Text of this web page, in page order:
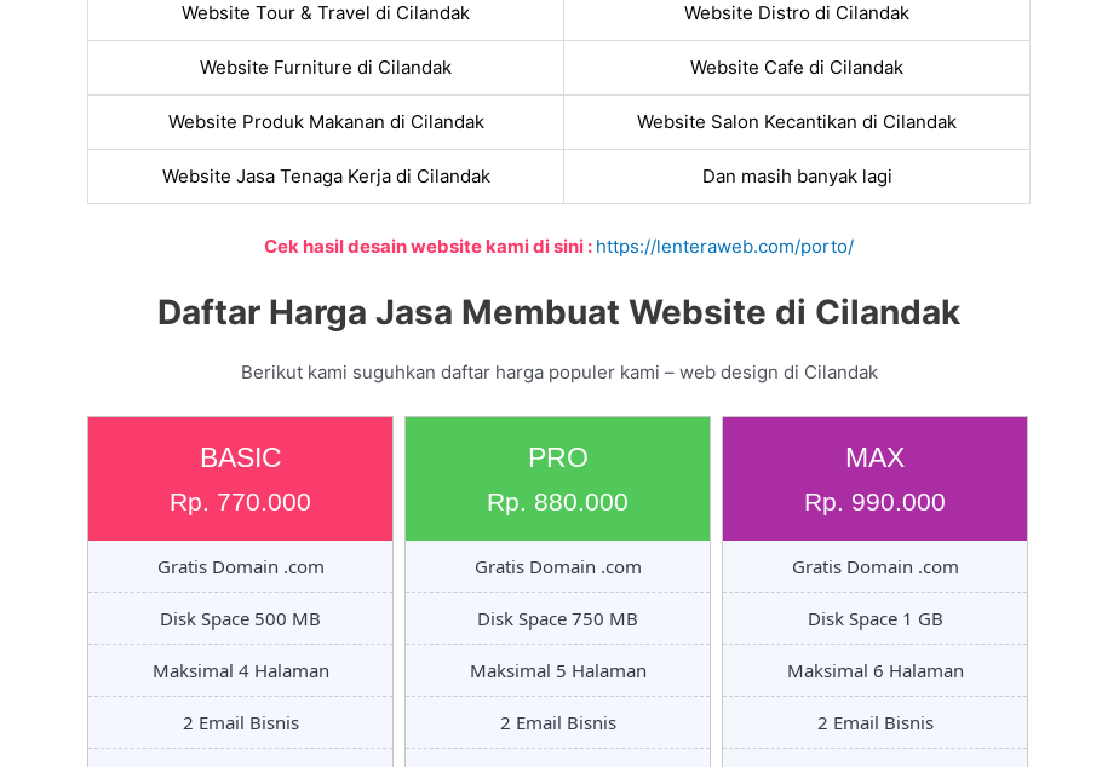
Website Tour & Travel di Cilandak Website Distro di Cilandak
Website Furniture di Cilandak Website Cafe di Cilandak
Website Produk Makanan di Cilandak Website Salon Kecantikan di Cilandak
Website Jasa Tenaga Kerja di Cilandak Dan masih banyak lagi
Cek hasil desain website kami di sini : https://lenteraweb.com/porto/
Daftar Harga Jasa Membuat Website di Cilandak
Berikut kami suguhkan daftar harga populer kami – web design di Cilandak
BASIC
Rp. 770.000
Gratis Domain .com
Disk Space 500 MB
Maksimal 4 Halaman
2 Email Bisnis
PRO
Rp. 880.000
Gratis Domain .com
Disk Space 750 MB
Maksimal 5 Halaman
2 Email Bisnis
MAX
Rp. 990.000
Gratis Domain .com
Disk Space 1 GB
Maksimal 6 Halaman
2 Email Bisnis